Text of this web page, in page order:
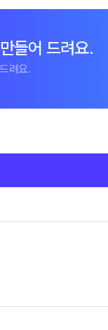
들어 드려요.
려요.